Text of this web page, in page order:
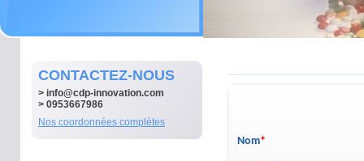
CONTACTEZ-NOUS
> info@cdp-innovation.com
> 0953667986
Nos coordonnées complètes
Nom*